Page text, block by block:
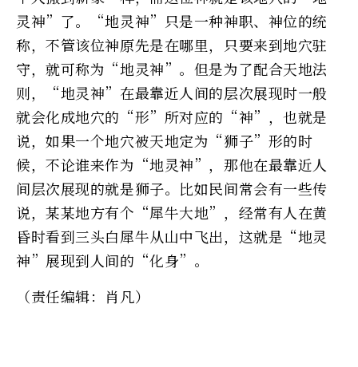
灵神”了。“地灵神”只是一种神职、神位的统
称，不管该位神原先是在哪里，只要来到地穴驻
守，就可称为“地灵神”。但是为了配合天地法
则，“地灵神”在最靠近人间的层次展现时一般
就会化成地穴的“形”所对应的“神”，也就是
说，如果一个地穴被天地定为“狮子”形的时
候，不论谁来作为“地灵神”，那他在最靠近人
间层次展现的就是狮子。比如民间常会有一些传
说，某某地方有个“犀牛大地”，经常有人在黄
昏时看到三头白犀牛从山中飞出，这就是“地灵
神”展现到人间的“化身”。
（责任编辑：肖凡）